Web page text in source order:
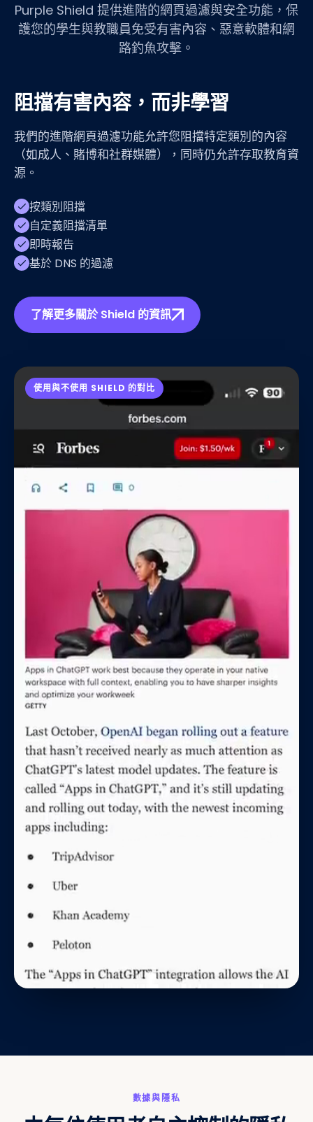
Purple Shield 提供進階的網頁過濾與安全功能，保
護您的學生與教職員免受有害內容、惡意軟體和網
路釣魚攻擊。
阻擋有害內容，而非學習
我們的進階網頁過濾功能允許您阻擋特定類別的內容
（如成人、賭博和社群媒體），同時仍允許存取教育資
源。
按類別阻擋
自定義阻擋清單
即時報告
基於 DNS 的過濾
了解更多關於 Shield 的資訊
使用與不使用 SHIELD 的對比
數據與隱私